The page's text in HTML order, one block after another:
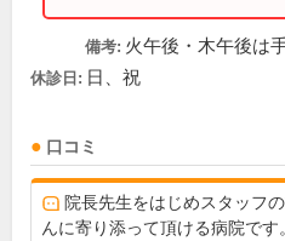
備考: 火午後・木午後は
休診日: 日、祝
口コミ
院長先生をはじめスタッフ
んに寄り添って頂ける病院で